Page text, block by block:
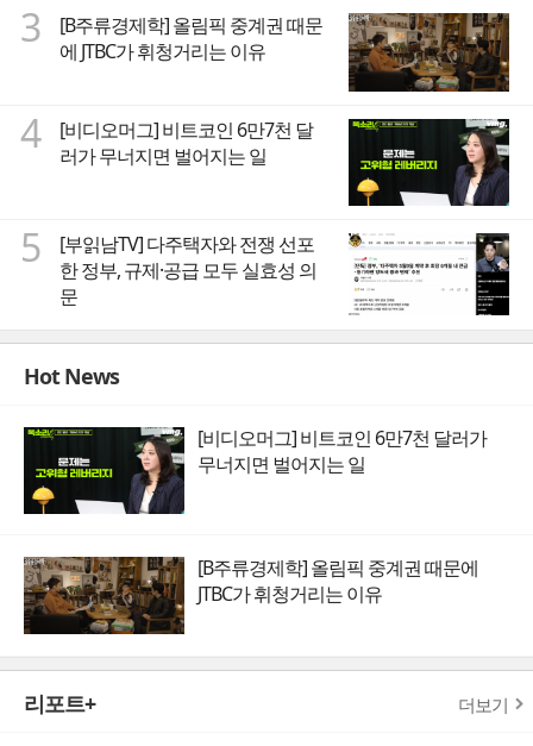
3
[B주류경제학] 올림픽 중계권 때문
에 JTBC가 휘청거리는 이유
4
[비디오머그] 비트코인 6만7천 달
러가 무너지면 벌어지는 일
5
[부읽남TV] 다주택자와 전쟁 선포
한 정부, 규제·공급 모두 실효성 의
문
Hot News
[비디오머그] 비트코인 6만7천 달러가
무너지면 벌어지는 일
[B주류경제학] 올림픽 중계권 때문에
JTBC가 휘청거리는 이유
리포트+ 더보기